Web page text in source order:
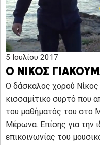
5 Ιουλίου 2017
Ο ΝΙΚΟΣ
Ο δάσκαλος χορού Νίκος
κισσαμίτικο συρτό που
του μαθήματός του στο
Μέρωνα. Επίσης για την
επικοινωνίας του